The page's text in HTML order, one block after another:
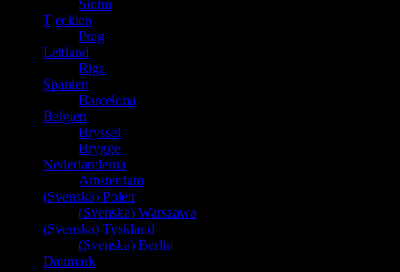
Sintra
Tjeckien
Prag
Lettland
Riga
Spanien
Barcelona
Belgien
Bryssel
Brygge
Nederländerna
Amsterdam
(Svenska) Polen
(Svenska) Warszawa
(Svenska) Tyskland
(Svenska) Berlin
Danmark